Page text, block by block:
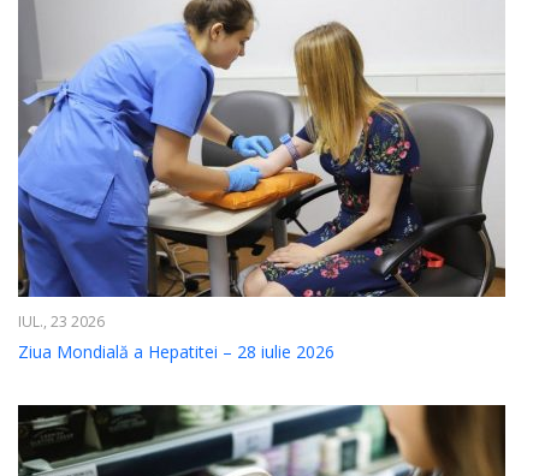
IUL., 23 2026
Ziua Mondială a Hepatitei – 28 iulie 2026